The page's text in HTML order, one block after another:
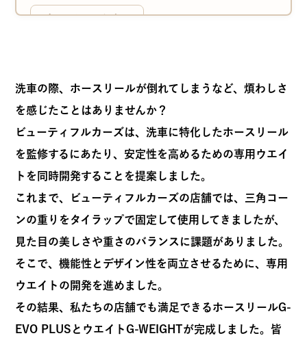
レビューを書く
洗車の際、ホースリールが倒れてしまうなど、煩わしさ
を感じたことはありませんか？
ビューティフルカーズは、洗車に特化したホースリール
を監修するにあたり、安定性を高めるための専用ウエイ
トを同時開発することを提案しました。
これまで、ビューティフルカーズの店舗では、三角コー
ンの重りをタイラップで固定して使用してきましたが、
見た目の美しさや重さのバランスに課題がありました。
そこで、機能性とデザイン性を両立させるために、専用
ウエイトの開発を進めました。
その結果、私たちの店舗でも満足できるホースリールG-
EVO PLUSとウエイトG-WEIGHTが完成しました。皆